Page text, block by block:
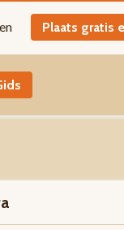
Plaats gratis